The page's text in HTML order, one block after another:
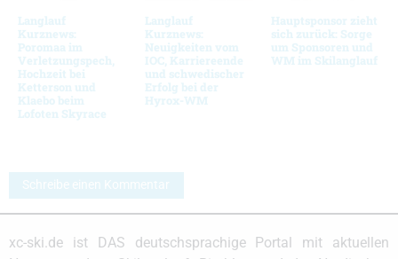
Langlauf
Kurznews:
Poromaa im
Verletzungspech,
Hochzeit bei
Ketterson und
Klaebo beim
Lofoten Skyrace
Langlauf
Kurznews:
Neuigkeiten vom
IOC, Karriereende
und schwedischer
Erfolg bei der
Hyrox-WM
Hauptsponsor zieht
sich zurück: Sorge
um Sponsoren und
WM im Skilanglauf
Schreibe einen Kommentar
xc-ski.de ist DAS deutschsprachige Portal mit aktuellen